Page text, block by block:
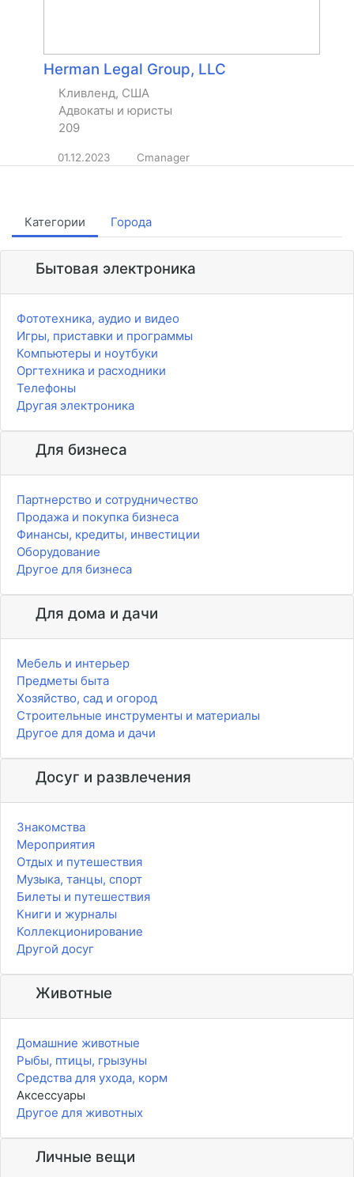
Herman Legal Group, LLC
Кливленд, США
Адвокаты и юристы
209
01.12.2023 Cmanager
Категории Города
Бытовая электроника
Фототехника, аудио и видео
Игры, приставки и программы
Компьютеры и ноутбуки
Оргтехника и расходники
Телефоны
Другая электроника
Для бизнеса
Партнерство и сотрудничество
Продажа и покупка бизнеса
Финансы, кредиты, инвестиции
Оборудование
Другое для бизнеса
Для дома и дачи
Мебель и интерьер
Предметы быта
Хозяйство, сад и огород
Строительные инструменты и материалы
Другое для дома и дачи
Досуг и развлечения
Знакомства
Мероприятия
Отдых и путешествия
Музыка, танцы, спорт
Билеты и путешествия
Книги и журналы
Коллекционирование
Другой досуг
Животные
Домашние животные
Рыбы, птицы, грызуны
Средства для ухода, корм
Аксессуары
Другое для животных
Личные вещи